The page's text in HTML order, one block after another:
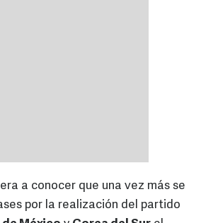
a conocer que una vez más se
por la realización del partido